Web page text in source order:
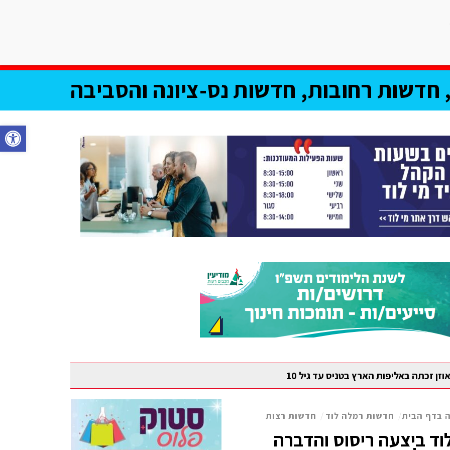
פתח סרגל נגישות
רחובות, חדשות נס-ציונה והסביבה
זכתה באליפות הארץ בטניס עד גיל 10
בדף הבית/ חדשות רמלה לוד / חדשות רצות
ביצעה ריסוס והדברה